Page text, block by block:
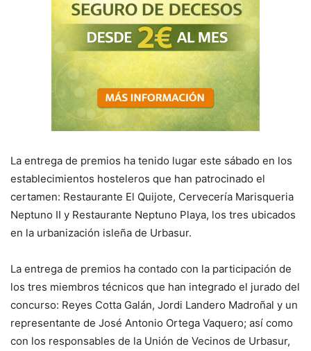
La entrega de premios ha tenido lugar este sábado en los
establecimientos hosteleros que han patrocinado el
certamen: Restaurante El Quijote, Cervecería Marisqueria
Neptuno II y Restaurante Neptuno Playa, los tres ubicados
en la urbanización isleña de Urbasur.
La entrega de premios ha contado con la participación de
los tres miembros técnicos que han integrado el jurado del
concurso: Reyes Cotta Galán, Jordi Landero Madroñal y un
representante de José Antonio Ortega Vaquero; así como
con los responsables de la Unión de Vecinos de Urbasur,